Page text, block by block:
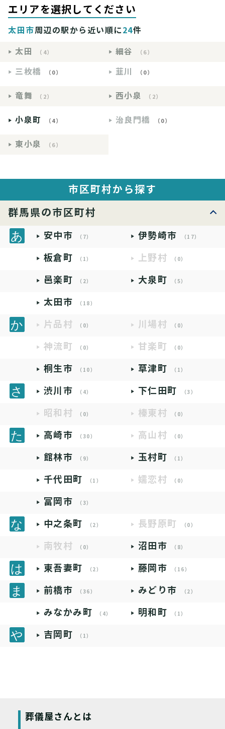
エリアを選択してください
太田市周辺の駅から近い順に24件
太田
（4） 細谷 （6）
三枚橋 （0） 韮川 （0）
竜舞 （2） 西小泉 （2）
小泉町 （4） 治良門橋 （0）
東小泉 （6）
市区町村から探す
群馬県の市区町村
安中市 （7） 伊勢崎市 （17）
板倉町 （1） 上野村 （0）
邑楽町 （2） 大泉町 （5）
太田市 （18）
片品村 （0） 川場村 （0）
神流町 （0） 甘楽町 （0）
桐生市 （10） 草津町 （1）
渋川市 （4） 下仁田町 （3）
昭和村 （0） 榛東村 （0）
高崎市 （30） 高山村 （0）
館林市 （9） 玉村町 （1）
千代田町 （1） 嬬恋村 （0）
富岡市 （3）
中之条町 （2） 長野原町 （0）
南牧村 （0） 沼田市 （8）
東吾妻町 （2） 藤岡市 （16）
前橋市 （36） みどり市 （2）
みなかみ町 （4） 明和町 （1）
吉岡町 （1）
葬儀屋さんとは